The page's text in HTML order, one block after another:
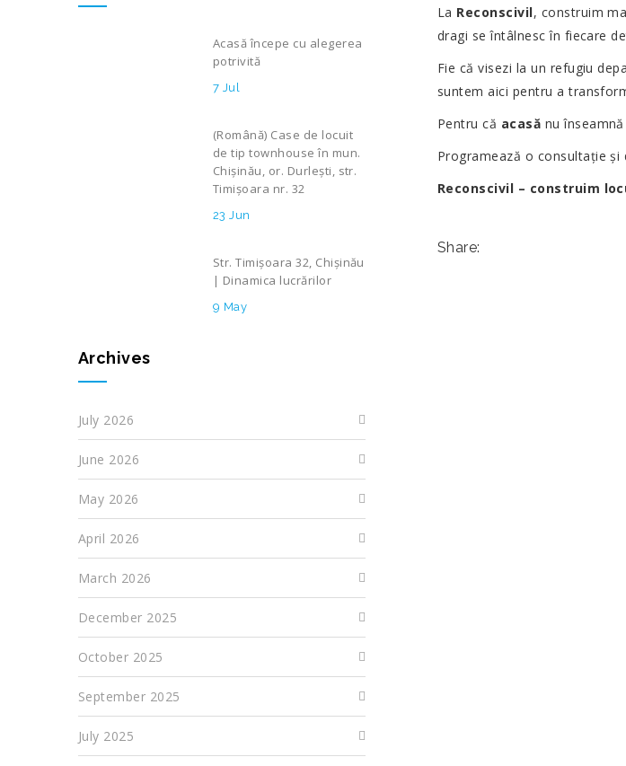
Acasă începe cu alegerea
potrivită
7 Jul
(Română) Case de locuit
de tip townhouse în mun.
Chișinău, or. Durlești, str.
Timișoara nr. 32
23 Jun
Str. Timișoara 32, Chișinău
| Dinamica lucrărilor
9 May
Archives
July 2026
June 2026
May 2026
April 2026
March 2026
December 2025
October 2025
September 2025
July 2025
La Reconscivil, construim
dragi se întâlnesc în fiecare
Fie că visezi la un refugiu
suntem aici pentru a
Pentru că acasă nu
Programează o consultație și
Reconscivil – construim
Share: